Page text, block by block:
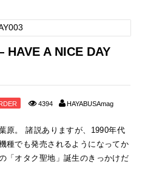
A NICE DAY
4394 HAYABUSAmag
原。 諸説ありますが、1990年代
種でも発売されるようになってか
「オタク聖地」誕生のきっかけだ